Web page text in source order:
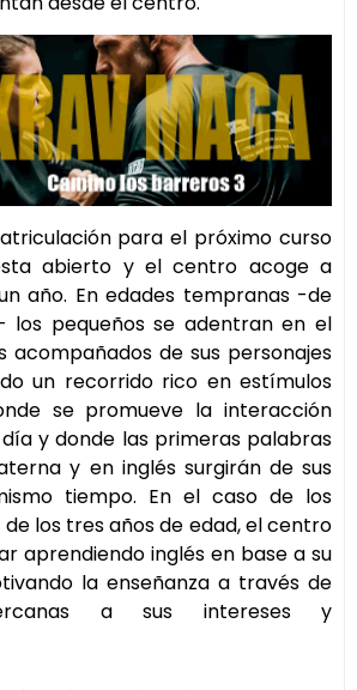
para el próximo curso
abierto y el centro acoge a
año. En edades tempranas -de
los pequeños se adentran en el
acompañados de sus personajes
un recorrido rico en estímulos
se promueve la interacción
y donde las primeras palabras
y en inglés surgirán de sus
tiempo. En el caso de los
los tres años de edad, el centro
aprendiendo inglés en base a su
la enseñanza a través de
a sus intereses y